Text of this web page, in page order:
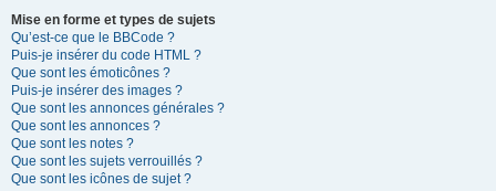
Mise en forme et types de sujets
Qu’est-ce que le BBCode ?
Puis-je insérer du code HTML ?
Que sont les émoticônes ?
Puis-je insérer des images ?
Que sont les annonces générales ?
Que sont les annonces ?
Que sont les notes ?
Que sont les sujets verrouillés ?
Que sont les icônes de sujet ?